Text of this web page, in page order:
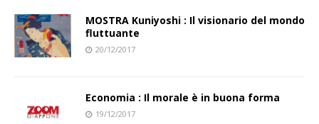
MOSTRA Kuniyoshi : Il visionario del mondo
fluttuante
20/12/2017
Economia : Il morale è in buona forma
19/12/2017